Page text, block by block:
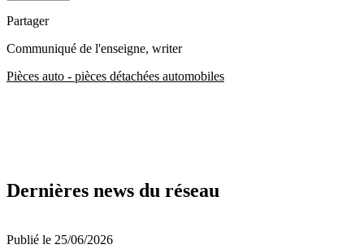
Partager
Communiqué de l'enseigne, writer
Pièces auto - pièces détachées automobiles
Dernières news du réseau
Publié le 25/06/2026